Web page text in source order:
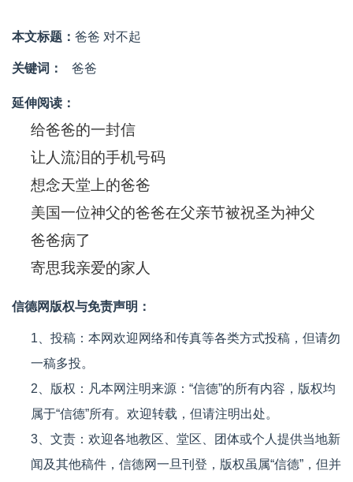
本文标题： 爸爸 对不起
关键词： 爸爸
延伸阅读：
给爸爸的一封信
让人流泪的手机号码
想念天堂上的爸爸
美国一位神父的爸爸在父亲节被祝圣为神父
爸爸病了
寄思我亲爱的家人
信德网版权与免责声明：
1、投稿：本网欢迎网络和传真等各类方式投稿，但请勿
一稿多投。
2、版权：凡本网注明来源：“信德”的所有内容，版权均
属于“信德”所有。欢迎转载，但请注明出处。
3、文责：欢迎各地教区、堂区、团体或个人提供当地新
闻及其他稿件，信德网一旦刊登，版权虽属“信德”，但并